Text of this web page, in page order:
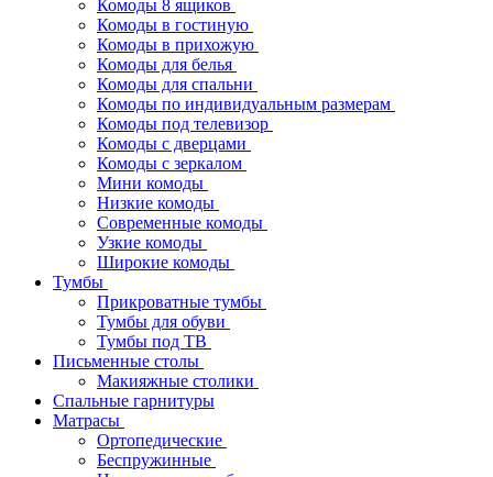
Комоды 8 ящиков
Комоды в гостиную
Комоды в прихожую
Комоды для белья
Комоды для спальни
Комоды по индивидуальным размерам
Комоды под телевизор
Комоды с дверцами
Комоды с зеркалом
Мини комоды
Низкие комоды
Современные комоды
Узкие комоды
Широкие комоды
Тумбы
Прикроватные тумбы
Тумбы для обуви
Тумбы под ТВ
Письменные столы
Макияжные столики
Спальные гарнитуры
Матрасы
Ортопедические
Беспружинные